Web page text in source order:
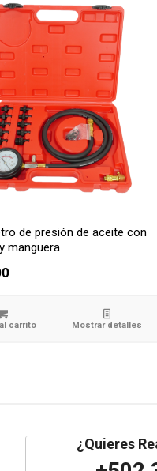
de presión de aceite con
manguera
carrito Mostrar detalles
¿Quieres